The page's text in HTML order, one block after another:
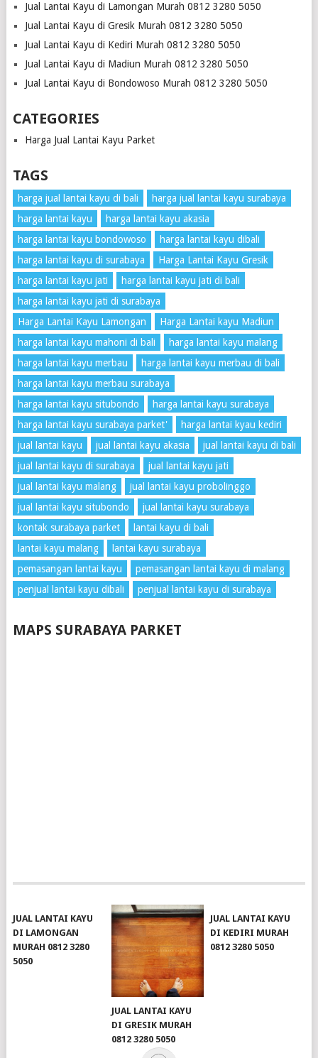
Jual Lantai Kayu di Lamongan Murah 0812 3280 5050
Jual Lantai Kayu di Gresik Murah 0812 3280 5050
Jual Lantai Kayu di Kediri Murah 0812 3280 5050
Jual Lantai Kayu di Madiun Murah 0812 3280 5050
Jual Lantai Kayu di Bondowoso Murah 0812 3280 5050
CATEGORIES
Harga Jual Lantai Kayu Parket
TAGS
harga jual lantai kayu di bali
harga jual lantai kayu surabaya
harga lantai kayu
harga lantai kayu akasia
harga lantai kayu bondowoso
harga lantai kayu dibali
harga lantai kayu di surabaya
Harga Lantai Kayu Gresik
harga lantai kayu jati
harga lantai kayu jati di bali
harga lantai kayu jati di surabaya
Harga Lantai Kayu Lamongan
Harga Lantai kayu Madiun
harga lantai kayu mahoni di bali
harga lantai kayu malang
harga lantai kayu merbau
harga lantai kayu merbau di bali
harga lantai kayu merbau surabaya
harga lantai kayu situbondo
harga lantai kayu surabaya
harga lantai kayu surabaya parket'
harga lantai kyau kediri
jual lantai kayu
jual lantai kayu akasia
jual lantai kayu di bali
jual lantai kayu di surabaya
jual lantai kayu jati
jual lantai kayu malang
jual lantai kayu probolinggo
jual lantai kayu situbondo
jual lantai kayu surabaya
kontak surabaya parket
lantai kayu di bali
lantai kayu malang
lantai kayu surabaya
pemasangan lantai kayu
pemasangan lantai kayu di malang
penjual lantai kayu dibali
penjual lantai kayu di surabaya
MAPS SURABAYA PARKET
JUAL LANTAI KAYU
DI LAMONGAN
MURAH 0812 3280
5050
JUAL LANTAI KAYU
DI GRESIK MURAH
0812 3280 5050
JUAL LANTAI KAYU
DI KEDIRI MURAH
0812 3280 5050